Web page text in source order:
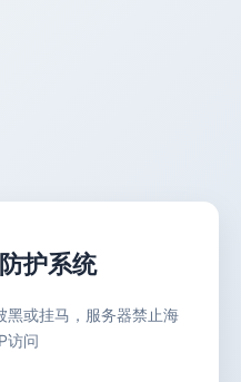
护系统
黑或挂马，服务器禁止海
访问